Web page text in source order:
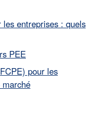
entreprises : quels
PEE
pour les